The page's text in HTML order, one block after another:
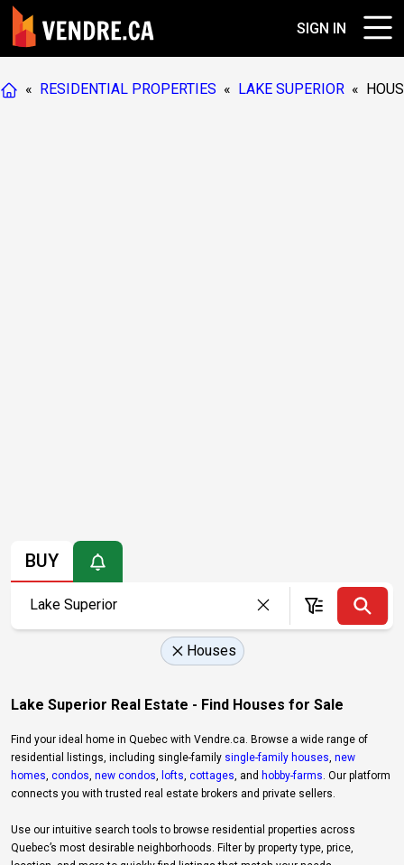
SIGN IN
« RESIDENTIAL PROPERTIES « LAKE SUPERIOR «
BUY
Houses
Lake Superior Real Estate - Find Houses for Sale
Find your ideal home in Quebec with Vendre.ca. Browse a wide range of
residential listings, including single-family single-family houses new
homes condos new condos lofts cottages , and hobby-farms . Our platform
connects you with trusted real estate brokers and private sellers.
Use our intuitive search tools to browse residential properties across
Quebec’s most desirable neighborhoods. Filter by property type, price,